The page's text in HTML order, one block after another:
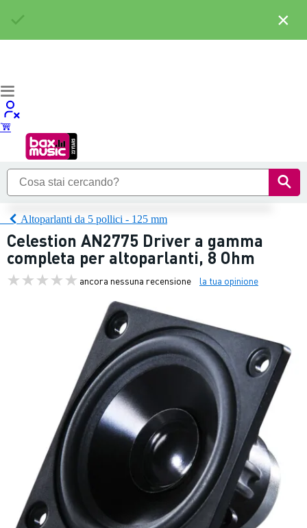
Altoparlanti da 5 pollici - 125 mm
Celestion AN2775 Driver a gamma
completa per altoparlanti, 8 Ohm
ancora nessuna recensione la tua opinione
×